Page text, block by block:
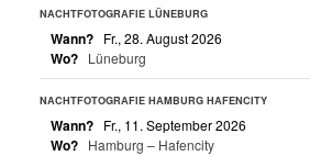
NACHTFOTOGRAFIE LÜNEBURG
Wann? Fr., 28. August 2026
Wo? Lüneburg
NACHTFOTOGRAFIE HAMBURG HAFENCITY
Wann? Fr., 11. September 2026
Wo? Hamburg – Hafencity